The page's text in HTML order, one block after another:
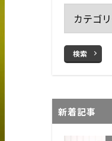
検索
新着記事